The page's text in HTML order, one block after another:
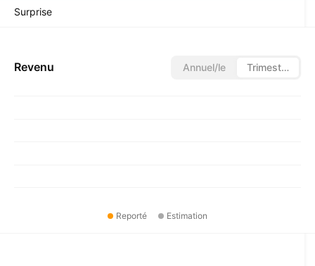
Surprise
Revenu Annuel/le Trimestriel/le
Reporté Estimation